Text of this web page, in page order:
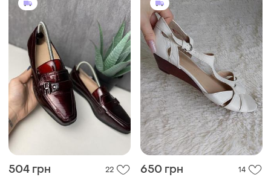
504 грн
22
650 грн 14